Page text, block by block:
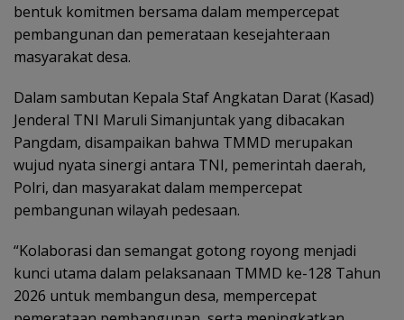
bentuk komitmen bersama dalam mempercepat
pembangunan dan pemerataan kesejahteraan
masyarakat desa.
Dalam sambutan Kepala Staf Angkatan Darat (Kasad)
Jenderal TNI Maruli Simanjuntak yang dibacakan
Pangdam, disampaikan bahwa TMMD merupakan
wujud nyata sinergi antara TNI, pemerintah daerah,
Polri, dan masyarakat dalam mempercepat
pembangunan wilayah pedesaan.
“Kolaborasi dan semangat gotong royong menjadi
kunci utama dalam pelaksanaan TMMD ke-128 Tahun
2026 untuk membangun desa, mempercepat